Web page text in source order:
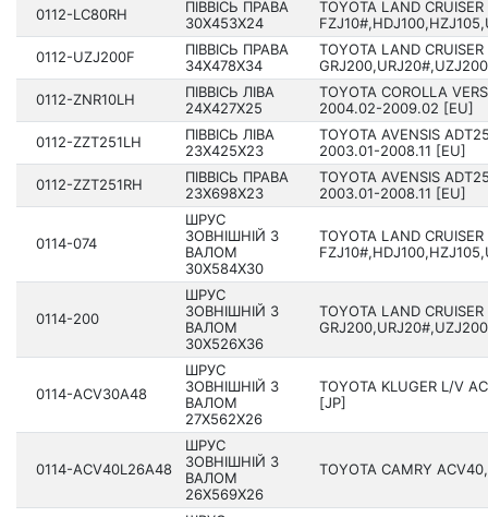
0112-LC80RH
ПІВВІСЬ ПРАВА
30X453X24
TOYOTA LAND CRUISER
0112-UZJ200F
ПІВВІСЬ ПРАВА
34X478X34
TOYOTA LAND CRUISER
0112-ZNR10LH
ПІВВІСЬ ЛІВА
24X427X25
TOYOTA COROLLA
2004.02-2009.02 [EU]
0112-ZZT251LH
ПІВВІСЬ ЛІВА
23X425X23
TOYOTA AVENSIS
2003.01-2008.11 [EU]
0112-ZZT251RH
ПІВВІСЬ ПРАВА
23X698X23
TOYOTA AVENSIS
2003.01-2008.11 [EU]
0114-074
ШРУС
ЗОВНІШНІЙ З
ВАЛОМ
30X584X30
TOYOTA LAND CRUISER
0114-200
ШРУС
ЗОВНІШНІЙ З
ВАЛОМ
30X526X36
TOYOTA LAND CRUISER
0114-ACV30A48
ШРУС
ЗОВНІШНІЙ З
ВАЛОМ
27X562X26
TOYOTA KLUGER L/V
[JP]
0114-ACV40L26A48
ШРУС
ЗОВНІШНІЙ З
ВАЛОМ
26X569X26
TOYOTA CAMRY